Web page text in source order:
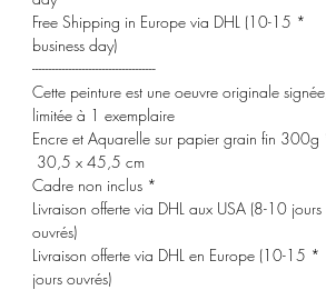
* Free Shipping in Europe via DHL (10-15
business day)
-------------------------------------
* Cette peinture est une oeuvre originale signée,
limitée à 1 exemplaire
* Encre et Aquarelle sur papier grain fin 300g
30,5 x 45,5 cm
* Cadre non inclus
* Livraison offerte via DHL aux USA (8-10 jours
ouvrés)
* Livraison offerte via DHL en Europe (10-15
jours ouvrés)